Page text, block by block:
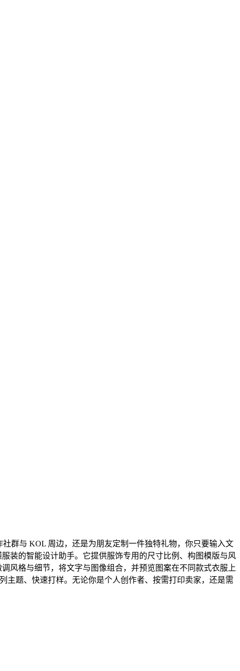
群与 KOL 周边，还是为朋友定制一件独特礼物，你只要输入文
装的智能设计助手。它提供服饰专用的尺寸比例、构图模版与风
风格与细节，将文字与图像组合，并预览图案在不同款式衣服上
主题、快速打样。无论你是个人创作者、按需打印卖家，还是需